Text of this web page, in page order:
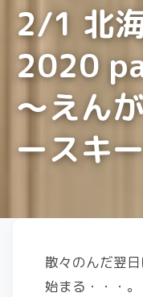
2/1 北
2020
～えん
ースキ
散々のんだ翌
始まる・・・。